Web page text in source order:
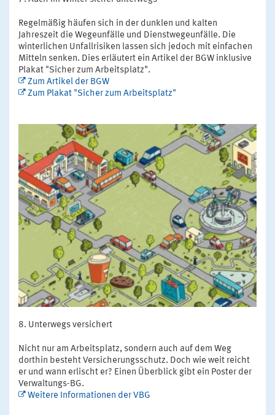
Regelmäßig häufen sich in der dunklen und kalten
Jahreszeit die Wegeunfälle und Dienstwegeunfälle. Die
winterlichen Unfallrisiken lassen sich jedoch mit einfachen
Mitteln senken. Dies erläutert ein Artikel der BGW inklusive
Plakat "Sicher zum Arbeitsplatz".
Zum Artikel der BGW
Zum Plakat "Sicher zum Arbeitsplatz"
Unterwegs versichert
Nicht nur am Arbeitsplatz, sondern auch auf dem Weg
dorthin besteht Versicherungsschutz. Doch wie weit reicht
er und wann erlischt er? Einen Überblick gibt ein Poster der
Verwaltungs-BG.
Weitere Informationen der VBG